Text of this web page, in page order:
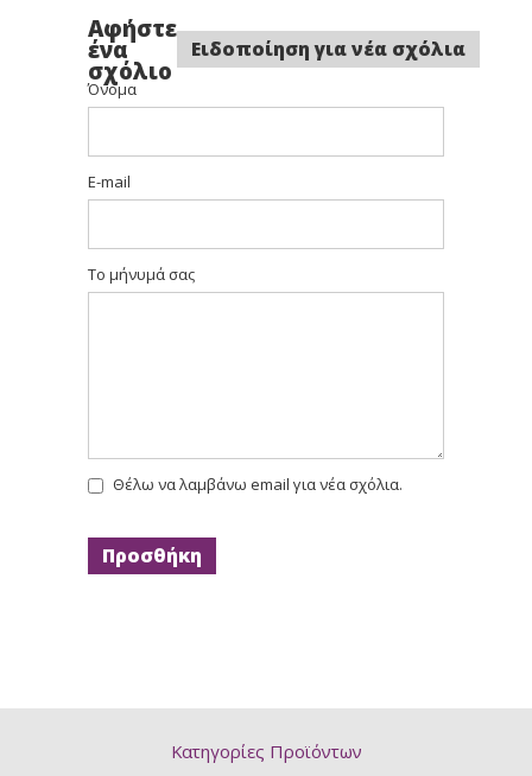
Αφήστε
ένα
σχόλιο
Ειδοποίηση για νέα σχόλια
Όνομα
E-mail
Το μήνυμά σας
Θέλω να λαμβάνω email για νέα σχόλια.
Κατηγορίες Προϊόντων